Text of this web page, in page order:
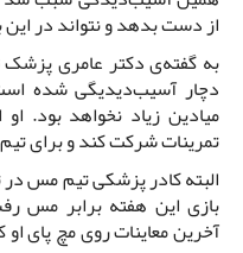
از دست بدهد و نتواند در
به گفته‌ی دکتر عامری
دچار آسیب‌دیدیگی شده
میادین زیاد نخواهد بود.
تمرینات شرکت کند و برای
البته کادر پزشکی تیم مس
بازی این هفته برابر مس
آخرین معاینات روی مچ پای